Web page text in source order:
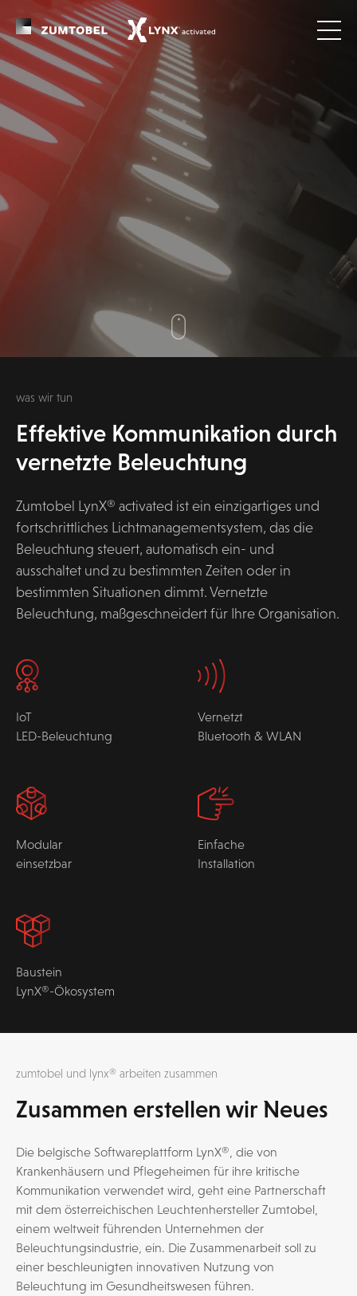
was wir tun
Effektive Kommunikation durch
vernetzte Beleuchtung
Zumtobel LynX® activated ist ein einzigartiges und
fortschrittliches Lichtmanagementsystem, das die
Beleuchtung steuert, automatisch ein- und
ausschaltet und zu bestimmten Zeiten oder in
bestimmten Situationen dimmt. Vernetzte
Beleuchtung, maßgeschneidert für Ihre Organisation.
IoT
LED-Beleuchtung
Vernetzt
Bluetooth & WLAN
Modular
einsetzbar
Einfache
Installation
Baustein
LynX®-Ökosystem
zumtobel und lynx® arbeiten zusammen
Zusammen erstellen wir Neues
Die belgische Softwareplattform LynX®, die von
Krankenhäusern und Pflegeheimen für ihre kritische
Kommunikation verwendet wird, geht eine Partnerschaft
mit dem österreichischen Leuchtenhersteller Zumtobel,
einem weltweit führenden Unternehmen der
Beleuchtungsindustrie, ein. Die Zusammenarbeit soll zu
einer beschleunigten innovativen Nutzung von
Beleuchtung im Gesundheitswesen führen.